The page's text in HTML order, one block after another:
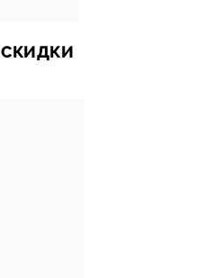
СКИДКИ